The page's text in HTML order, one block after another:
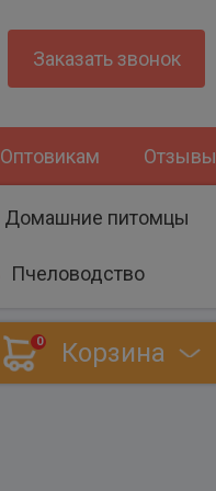
Заказать звонок
Оптовикам Отзывы
Домашние питомцы
Пчеловодство
0 Корзина